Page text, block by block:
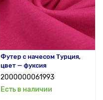
Футер с начесом Турция,
цвет — фуксия
2000000061993
Есть в наличии